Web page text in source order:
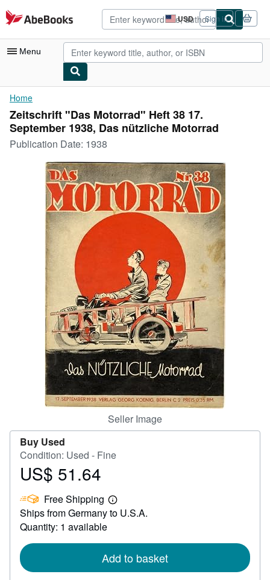
Skip to main content
AbeBooks.com USD
Site
shopping
preferences
Sign in
Menu
My Account
My Purchases
Advanced Search
Browse Collections
Rare Books
Art & Collectibles
Textbooks
Start Selling
CLOSE
Home
Zeitschrift "Das Motorrad" Heft 38 17.
September 1938, Das nützliche Motorrad
Publication Date: 1938
Seller Image
Buy Used
Condition: Used - Fine
Price
51.64
US$ 51.64
Free Shipping
Learn
more
Ships from Germany to U.S.A.
Quantity: 1 available
Add to basket